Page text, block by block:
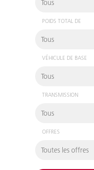
POIDS TOTAL DE
VÉHICULE DE BASE
TRANSMISSION
OFFRES